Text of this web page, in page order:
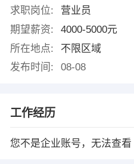
求职岗位:
营业员
期望薪资:
4000-5000元
所在地点:
不限区域
发布时间:
08-08
工作经历
您不是企业账号，无法查看